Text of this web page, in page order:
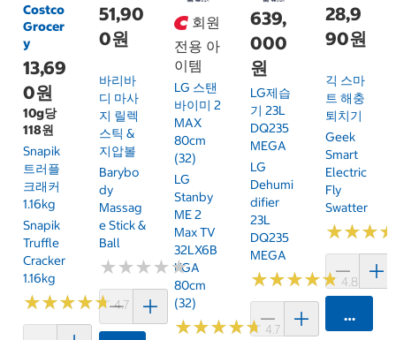
Costco
Grocer
y
13,69
0원
10g당
118원
Snapik
트러플
크래커
1.16kg
Snapik
Truffle
Cracker
1.16kg
★★★★★
★★★★★4.7 (159)
51,90
0원
바리바
디 마사
지 릴렉
스틱 &
지압볼
Barybo
Dy
Massag
E Stick &
Ball
★★★★★
★★★★★
회원
전용 아
이템
LG 스탠
바이미 2
MAX
80cm
(32)
LG
Stanby
ME 2
Max TV
32LX6B
KGA
80cm
(32)
★★★★★
★★★★★ 4.7 (7)
639,
000
원
LG제습
기 23L
DQ235
MEGA
LG
Dehumi
Difier
23L
DQ235
MEGA
★★★★★
★★★★★ 4.8 (20)
28,9
90원
긱 스마
트 해충
퇴치기
Geek
Smart
Electric
Fly
Swatter
★★★
★★★
카트에